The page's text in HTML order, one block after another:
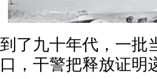
到了九十年代，一批
口，干警把释放证明